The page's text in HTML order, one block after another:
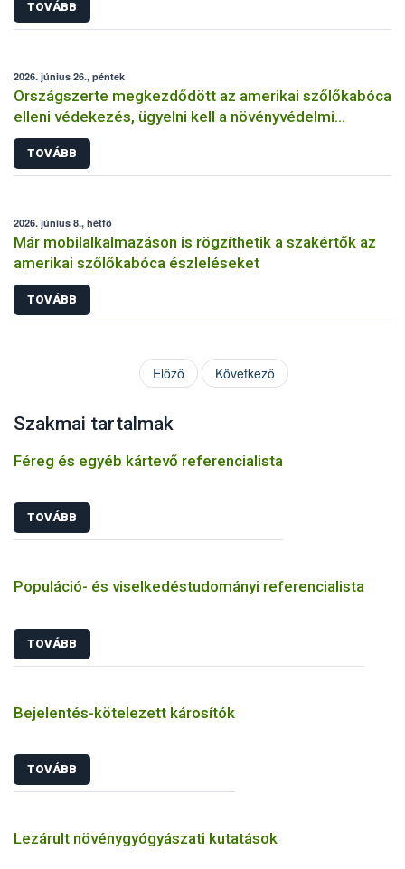
TOVÁBB
2026. június 26., péntek
Országszerte megkezdődött az amerikai szőlőkabóca
elleni védekezés, ügyelni kell a növényvédelmi
előírásokra
TOVÁBB
2026. június 8., hétfő
Már mobilalkalmazáson is rögzíthetik a szakértők az
amerikai szőlőkabóca észleléseket
TOVÁBB
Előző Következő
Szakmai tartalmak
Féreg és egyéb kártevő referencialista
TOVÁBB
Populáció- és viselkedéstudományi referencialista
TOVÁBB
Bejelentés-kötelezett károsítók
TOVÁBB
Lezárult növénygyógyászati kutatások